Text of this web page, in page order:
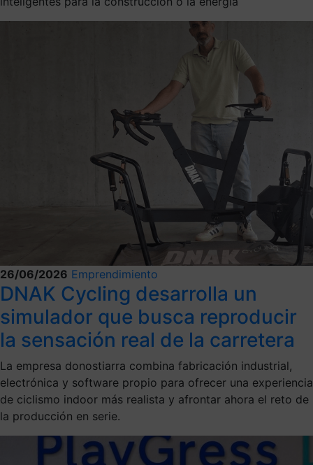
26/06/2026 Emprendimiento
DNAK Cycling desarrolla un
simulador que busca reproducir
la sensación real de la carretera
La empresa donostiarra combina fabricación industrial,
electrónica y software propio para ofrecer una experiencia
de ciclismo indoor más realista y afrontar ahora el reto de
la producción en serie.